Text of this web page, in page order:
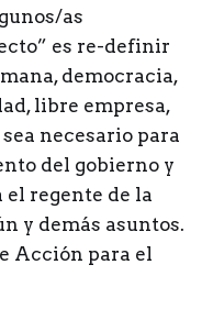
as
es re-definir
democracia,
libre empresa,
necesario para
del gobierno y
el regente de la
y demás asuntos.
Acción para el